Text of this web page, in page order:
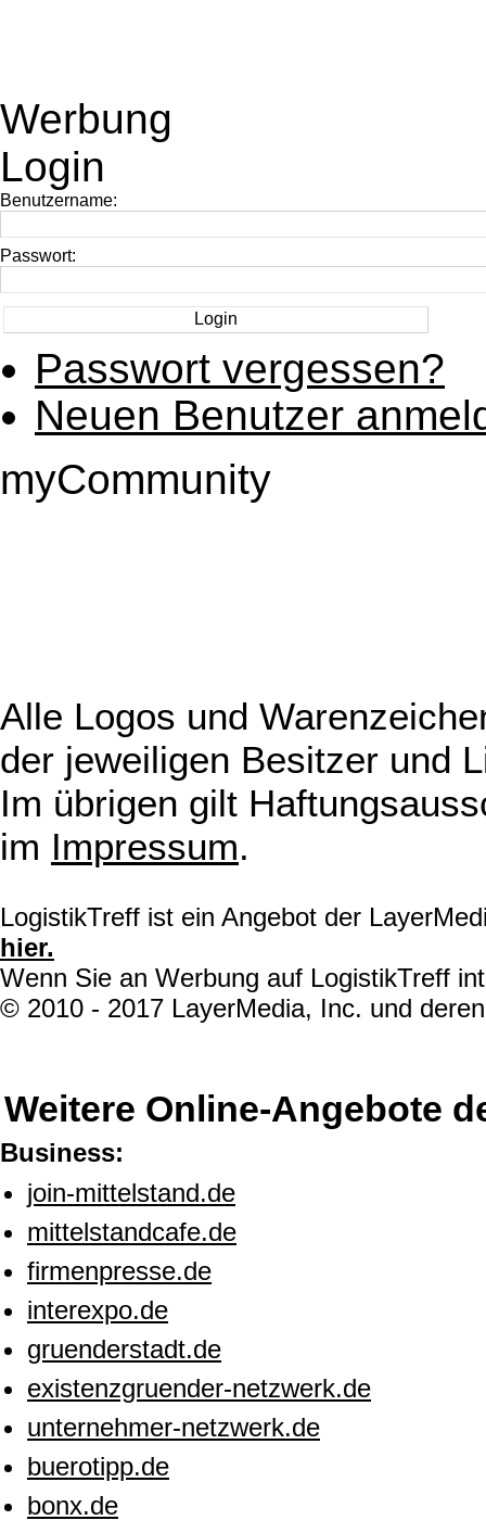
Werbung
Login
Benutzername:
Passwort:
Passwort vergessen?
Neuen Benutzer
myCommunity
Alle Logos und
der jeweiligen Besitzer und
Im übrigen gilt
im Impressum.
LogistikTreff ist ein Angebot der
hier.
Wenn Sie an Werbung auf LogistikTreff
© 2010 - 2017 LayerMedia, Inc. und
Weitere Online-Angebote
Business:
join-mittelstand.de
mittelstandcafe.de
firmenpresse.de
interexpo.de
gruenderstadt.de
existenzgruender-netzwerk.de
unternehmer-netzwerk.de
buerotipp.de
bonx.de